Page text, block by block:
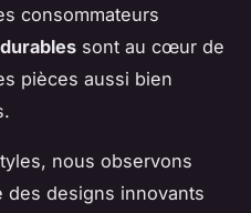
consommateurs
sont au cœur de
pièces aussi bien
nous observons
des designs innovants